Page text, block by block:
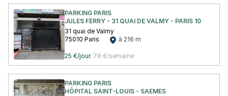
PARKING PARIS
JULES FERRY - 31 QUAI DE VALMY - PARIS 10
31 quai de Valmy
75010 Paris
à 216 m
25 €/jour, 78 €/semaine
PARKING PARIS
HÔPITAL SAINT-LOUIS - SAEMES